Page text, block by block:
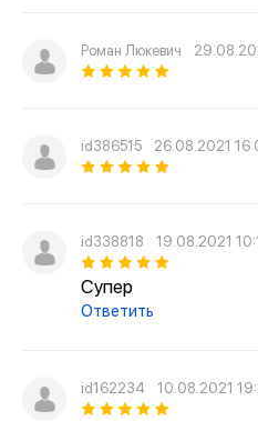
Роман Люкевич
id386515 26.08.2021
id338818 19.08.2021
Супер
Ответить
id162234 10.08.2021